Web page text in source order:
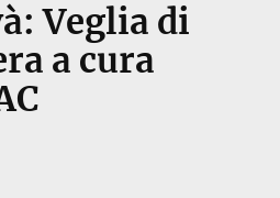
Veglia di
a cura